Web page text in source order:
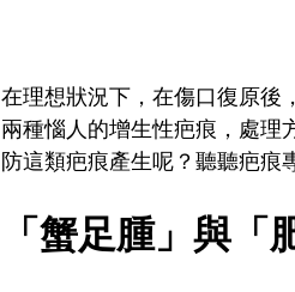
在理想狀況下，在傷口復原後
兩種惱人的增生性疤痕，處理
防這類疤痕產生呢？聽聽疤痕
「蟹足腫」與「